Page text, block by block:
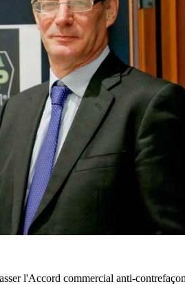
l'Accord commercial anti-